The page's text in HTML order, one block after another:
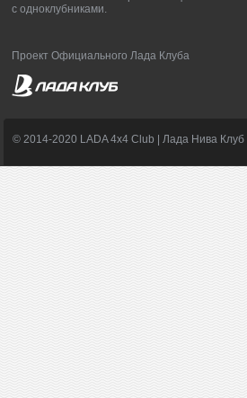
с одноклубниками.
Проект Официального Лада Клуба
© 2014-2020 LADA 4x4 Club | Лада Нива Клуб |